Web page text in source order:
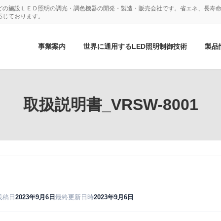
施設ＬＥＤ照明の調光・調色機器の開発・製造・販売会社です。省エネ、長寿
ております。
事業案内 世界に通用するLED照明制御技術 製品
取扱説明書_VRSW-8001
稿日2023年9月6日最終更新日時2023年9月6日